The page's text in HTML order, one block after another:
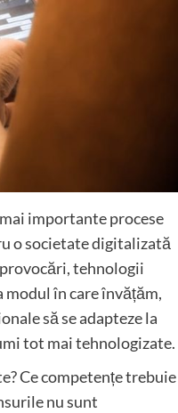
importante procese
o societate digitalizată
tehnologii
în care învățăm,
să se adapteze la
tot mai tehnologizate.
Ce competențe trebuie
nu sunt